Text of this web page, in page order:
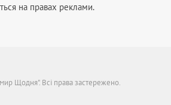
на правах реклами.
Щодня". Всі права застережено.